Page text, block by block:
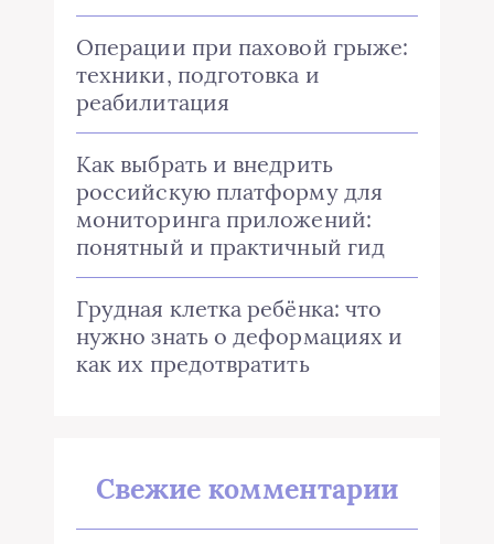
Операции при паховой грыже:
техники, подготовка и
реабилитация
Как выбрать и внедрить
российскую платформу для
мониторинга приложений:
понятный и практичный гид
Грудная клетка ребёнка: что
нужно знать о деформациях и
как их предотвратить
Свежие комментарии